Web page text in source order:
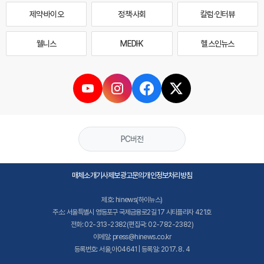
제약·바이오 정책·사회 칼럼·인터뷰
웰니스 MEDI·K 헬스인뉴스
PC버전
매체소개기사제보광고문의개인정보처리방침
제호: hinews(하이뉴스)
주소: 서울특별시 영등포구 국제금융로2길 17 시티플라자 421호
전화: 02-313-2382(편집국: 02-782-2382)
이메일: press@hinews.co.kr
등록번호: 서울,아04641 | 등록일: 2017. 8. 4